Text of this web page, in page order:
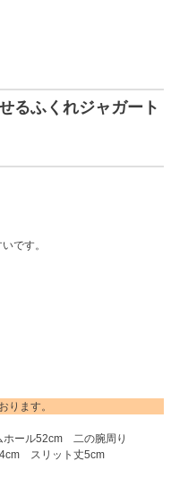
るふくれジャガート
です。
ます。
ール52cm 二の腕周り
スリット丈5cm